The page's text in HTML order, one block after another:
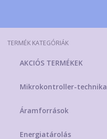
TERMÉK KATEGÓRIÁK
AKCIÓS TERMÉKEK
Mikrokontroller-technika
Áramforrások
Energiatárolás